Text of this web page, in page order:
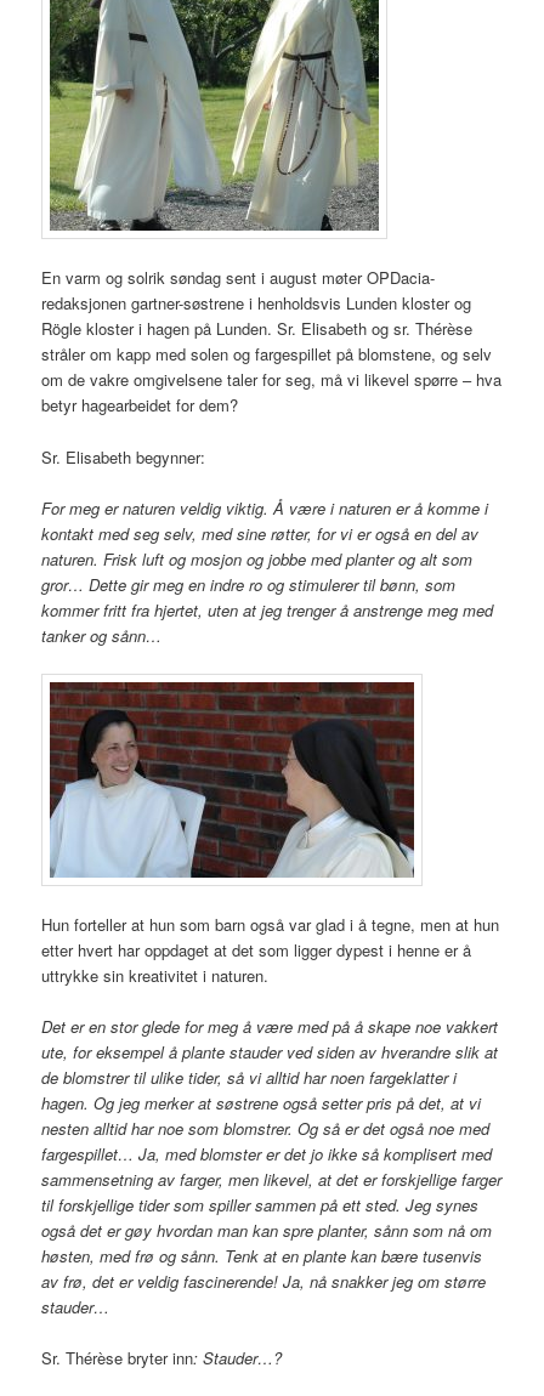
En varm og solrik søndag sent i august møter OPDacia-
redaksjonen gartner-søstrene i henholdsvis Lunden kloster og
Rögle kloster i hagen på Lunden. Sr. Elisabeth og sr. Thérèse
stråler om kapp med solen og fargespillet på blomstene, og selv
om de vakre omgivelsene taler for seg, må vi likevel spørre – hva
betyr hagearbeidet for dem?
Sr. Elisabeth begynner:
For meg er naturen veldig viktig. Å være i naturen er å komme i
kontakt med seg selv, med sine røtter, for vi er også en del av
naturen. Frisk luft og mosjon og jobbe med planter og alt som
gror… Dette gir meg en indre ro og stimulerer til bønn, som
kommer fritt fra hjertet, uten at jeg trenger å anstrenge meg med
tanker og sånn…
Hun forteller at hun som barn også var glad i å tegne, men at hun
etter hvert har oppdaget at det som ligger dypest i henne er å
uttrykke sin kreativitet i naturen.
Det er en stor glede for meg å være med på å skape noe vakkert
ute, for eksempel å plante stauder ved siden av hverandre slik at
de blomstrer til ulike tider, så vi alltid har noen fargeklatter i
hagen. Og jeg merker at søstrene også setter pris på det, at vi
nesten alltid har noe som blomstrer. Og så er det også noe med
fargespillet… Ja, med blomster er det jo ikke så komplisert med
sammensetning av farger, men likevel, at det er forskjellige farger
til forskjellige tider som spiller sammen på ett sted. Jeg synes
også det er gøy hvordan man kan spre planter, sånn som nå om
høsten, med frø og sånn. Tenk at en plante kan bære tusenvis
av frø, det er veldig fascinerende! Ja, nå snakker jeg om større
stauder…
Sr. Thérèse bryter inn: Stauder…?